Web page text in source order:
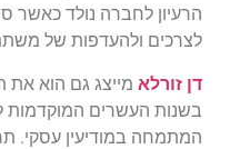
הרעיון לחברה נולד כאשר
לצרכים ולהעדפות של
דן זורלא מייצג גם הוא את
בשנות העשרים המוקדמות
המתמחה במודיעין עסקי.